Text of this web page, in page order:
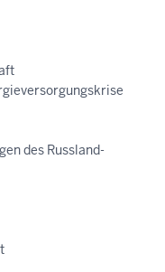
des Russland-